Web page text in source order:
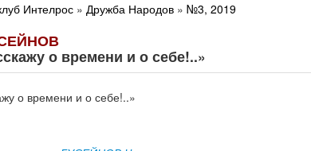
Интелрос » Дружба Народов » №3, 2019
о времени и о себе!..»
о времени и о себе!..»